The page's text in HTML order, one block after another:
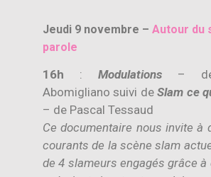
Jeudi 9 novembre – Autour du
parole
16h : Modulations
–
Abomigliano suivi deSlam ce
– de Pascal Tessaud
Ce documentaire nous invite à
courants de la scène slam
de 4 slameurs engagés grâce à